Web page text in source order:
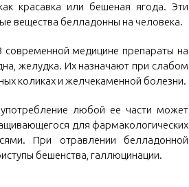
красавка или бешеная ягода. Эти
вещества белладонны на человека.
современной медицине препараты на
желудка. Их назначают при слабом
коликах и желчекаменной болезни.
любой ее части может
для фармакологических
При отравлении белладонной
бешенства, галлюцинации.